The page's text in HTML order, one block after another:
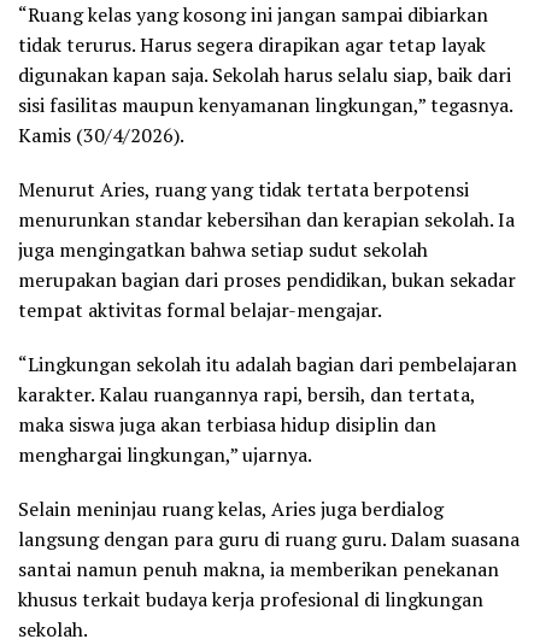
“Ruang kelas yang kosong ini jangan sampai dibiarkan
tidak terurus. Harus segera dirapikan agar tetap layak
digunakan kapan saja. Sekolah harus selalu siap, baik dari
sisi fasilitas maupun kenyamanan lingkungan,” tegasnya.
Kamis (30/4/2026).
Menurut Aries, ruang yang tidak tertata berpotensi
menurunkan standar kebersihan dan kerapian sekolah. Ia
juga mengingatkan bahwa setiap sudut sekolah
merupakan bagian dari proses pendidikan, bukan sekadar
tempat aktivitas formal belajar-mengajar.
“Lingkungan sekolah itu adalah bagian dari pembelajaran
karakter. Kalau ruangannya rapi, bersih, dan tertata,
maka siswa juga akan terbiasa hidup disiplin dan
menghargai lingkungan,” ujarnya.
Selain meninjau ruang kelas, Aries juga berdialog
langsung dengan para guru di ruang guru. Dalam suasana
santai namun penuh makna, ia memberikan penekanan
khusus terkait budaya kerja profesional di lingkungan
sekolah.